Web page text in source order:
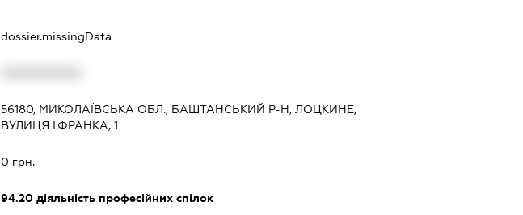
dossier.missingData
56180, МИКОЛАЇВСЬКА ОБЛ., БАШТАНСЬКИЙ Р-Н, ЛОЦКИНЕ,
ВУЛИЦЯ І.ФРАНКА, 1
0 грн.
94.20діяльність професійних спілок